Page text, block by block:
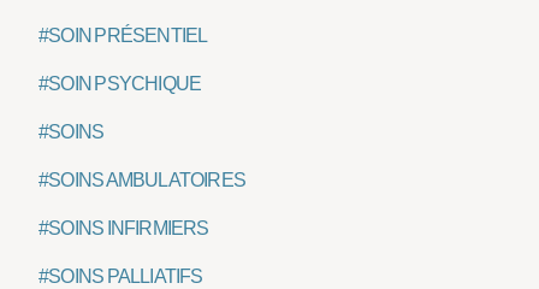
#SOIN PRÉSENTIEL
#SOIN PSYCHIQUE
#SOINS
#SOINS AMBULATOIRES
#SOINS INFIRMIERS
#SOINS PALLIATIFS